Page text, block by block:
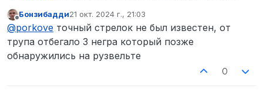
учетом что там человек 9? никто не убегал люди
стояли около блока, и никто от вас не бегал
особо. ТЕМБОЛЕЕ меня ставить лицом к стенке
просто со стороны бравери.
Не в сети
Бонзибадди21 окт. 2024 г., 21:03
отредактировано
@porkove точный стрелок не был известен, от
трупа отбегало 3 негра который позже
обнаружились на рузвельте
0